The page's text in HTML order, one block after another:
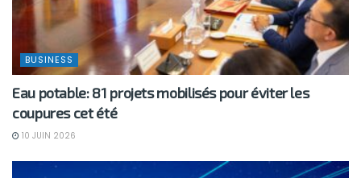
BUSINESS
Eau potable: 81 projets mobilisés pour éviter les
coupures cet été
10 JUIN 2026